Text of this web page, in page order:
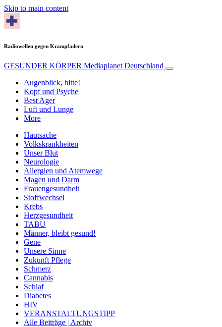
Skip to main content
Radiowellen gegen Krampfadern
GESUNDER KÖRPER Mediaplanet Deutschland
Augenblick, bitte!
Kopf und Psyche
Best Ager
Luft und Lunge
More
Hautsache
Volkskrankheiten
Unser Blut
Neurologie
Allergien und Atemwege
Magen und Darm
Frauengesundheit
Stoffwechsel
Krebs
Herzgesundheit
TABU
Männer, bleibt gesund!
Gene
Unsere Sinne
Zukunft Pflege
Schmerz
Cannabis
Schlaf
Diabetes
HIV
VERANSTALTUNGSTIPP
Alle Beiträge | Archiv